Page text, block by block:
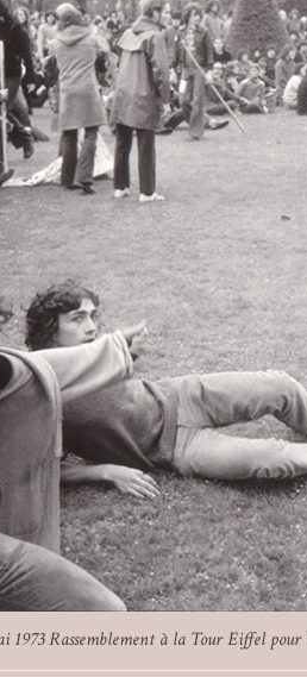
1973 Rassemblement à la Tour Eiffel